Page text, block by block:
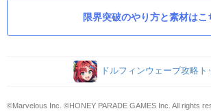
限界突破のやり方と素材はこ
ドルフィンウェーブ攻略ト
©Marvelous Inc. ©HONEY PARADE GAMES Inc. All rights